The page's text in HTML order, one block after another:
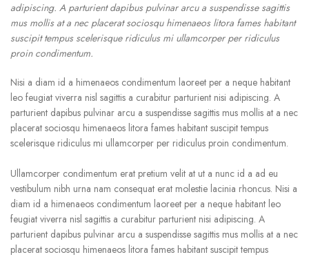
adipiscing. A parturient dapibus pulvinar arcu a suspendisse sagittis
mus mollis at a nec placerat sociosqu himenaeos litora fames habitant
suscipit tempus scelerisque ridiculus mi ullamcorper per ridiculus
proin condimentum.
Nisi a diam id a himenaeos condimentum laoreet per a neque habitant
leo feugiat viverra nisl sagittis a curabitur parturient nisi adipiscing. A
parturient dapibus pulvinar arcu a suspendisse sagittis mus mollis at a nec
placerat sociosqu himenaeos litora fames habitant suscipit tempus
scelerisque ridiculus mi ullamcorper per ridiculus proin condimentum.
Ullamcorper condimentum erat pretium velit at ut a nunc id a ad eu
vestibulum nibh urna nam consequat erat molestie lacinia rhoncus. Nisi a
diam id a himenaeos condimentum laoreet per a neque habitant leo
feugiat viverra nisl sagittis a curabitur parturient nisi adipiscing. A
parturient dapibus pulvinar arcu a suspendisse sagittis mus mollis at a nec
placerat sociosqu himenaeos litora fames habitant suscipit tempus